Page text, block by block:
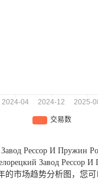
Рессор И Пружин
Завод Рессор
的市场趋势分析图，您